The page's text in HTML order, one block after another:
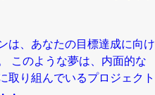
は、あなたの目標達成に向け
このような夢は、内面的な
取り組んでいるプロジェクト